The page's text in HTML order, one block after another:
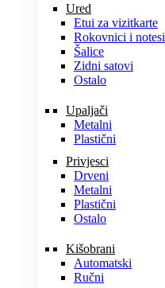
Ured
Etui za vizitkarte
Rokovnici i notesi
Šalice
Zidni satovi
Ostalo
Upaljači
Metalni
Plastični
Privjesci
Drveni
Metalni
Plastični
Ostalo
Kišobrani
Automatski
Ručni